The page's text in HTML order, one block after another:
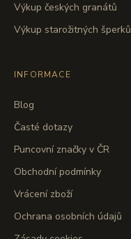
Výkup českých granátů
Výkup starožitných šperků
INFORMACE
Blog
Časté dotazy
Puncovní značky v ČR
Obchodní podmínky
Vrácení zboží
Ochrana osobních údajů